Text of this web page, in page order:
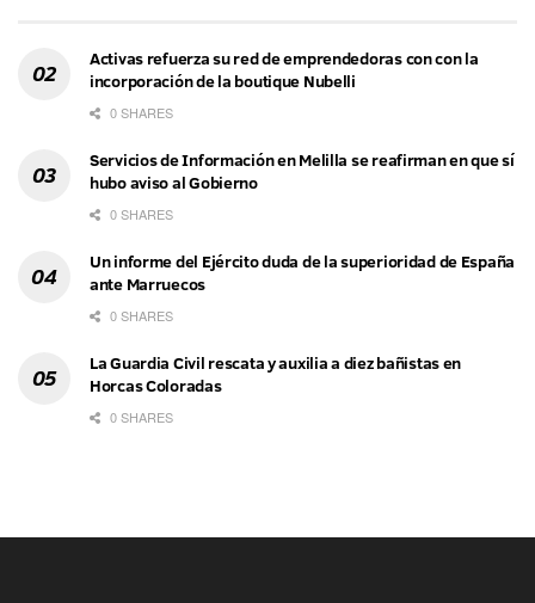
Activas refuerza su red de emprendedoras con con la
incorporación de la boutique Nubelli
0 SHARES
Servicios de Información en Melilla se reafirman en que sí
hubo aviso al Gobierno
0 SHARES
Un informe del Ejército duda de la superioridad de España
ante Marruecos
0 SHARES
La Guardia Civil rescata y auxilia a diez bañistas en
Horcas Coloradas
0 SHARES